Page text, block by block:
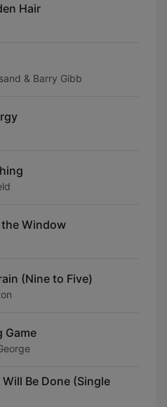
Hair
& Barry Gibb
Window
(Nine to Five)
Game
Be Done (Single